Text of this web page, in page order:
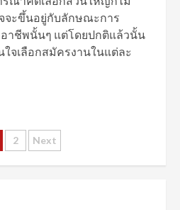
จะขึ้นอยู่กับลักษณะการ
าชีพนั้นๆ แต่โดยปกติแล้วนั้น
จเลือกสมัครงานในแต่ละ
2 Next